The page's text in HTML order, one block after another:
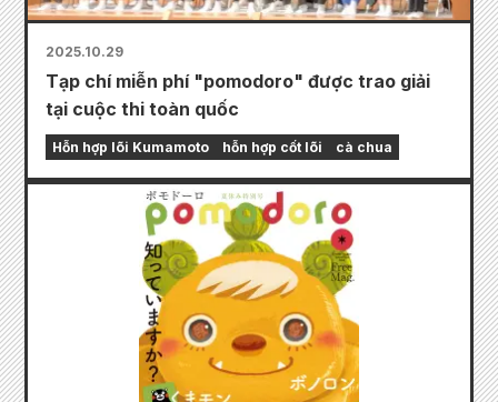
2025.10.29
Tạp chí miễn phí "pomodoro" được trao giải
tại cuộc thi toàn quốc
Hỗn hợp lõi Kumamoto hỗn hợp cốt lõi cà chua